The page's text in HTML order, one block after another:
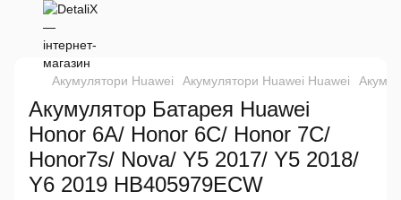
Акумулятори Huawei Акумулятори Huawei Huawei
Акумулятор Батарея Huawei
Honor 6A/ Honor 6C/ Honor 7C/
Honor7s/ Nova/ Y5 2017/ Y5 2018/
Y6 2019 HB405979ECW